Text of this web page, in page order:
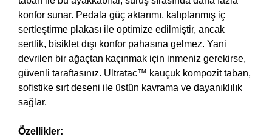
konfor sunar. Pedala güç aktarımı, kalıplanmış iç
sertleştirme plakası ile optimize edilmiştir, ancak
sertlik, bisiklet dışı konfor pahasına gelmez. Yani
devrilen bir ağaçtan kaçınmak için inmeniz gerekirse,
güvenli taraftasınız. Ultratac™ kauçuk kompozit taban,
sofistike sırt deseni ile üstün kavrama ve dayanıklılık
sağlar.
Özellikler: